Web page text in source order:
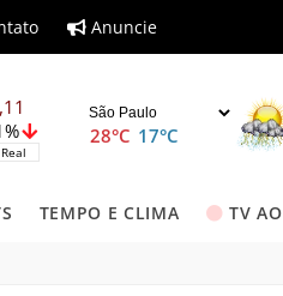
Anuncie
28°C 17°C
TEMPO E CLIMA TV